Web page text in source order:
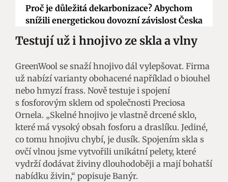
Proč je důležitá dekarbonizace? Abychom
snížili energetickou dovozní závislost Česka
Testují už i hnojivo ze skla a vlny
GreenWool se snaží hnojivo dál vylepšovat. Firma
už nabízí varianty obohacené například o biouhel
nebo hmyzí frass. Nově testuje i spojení
s fosforovým sklem od společnosti Preciosa
Ornela. „Skelné hnojivo je vlastně drcené sklo,
které má vysoký obsah fosforu a draslíku. Jediné,
co tomu hnojivu chybí, je dusík. Spojením skla s
ovčí vlnou jsme vytvořili unikátní pelety, které
vydrží dodávat živiny dlouhodoběji a mají bohatší
nabídku živin,“ popisuje Banýr.